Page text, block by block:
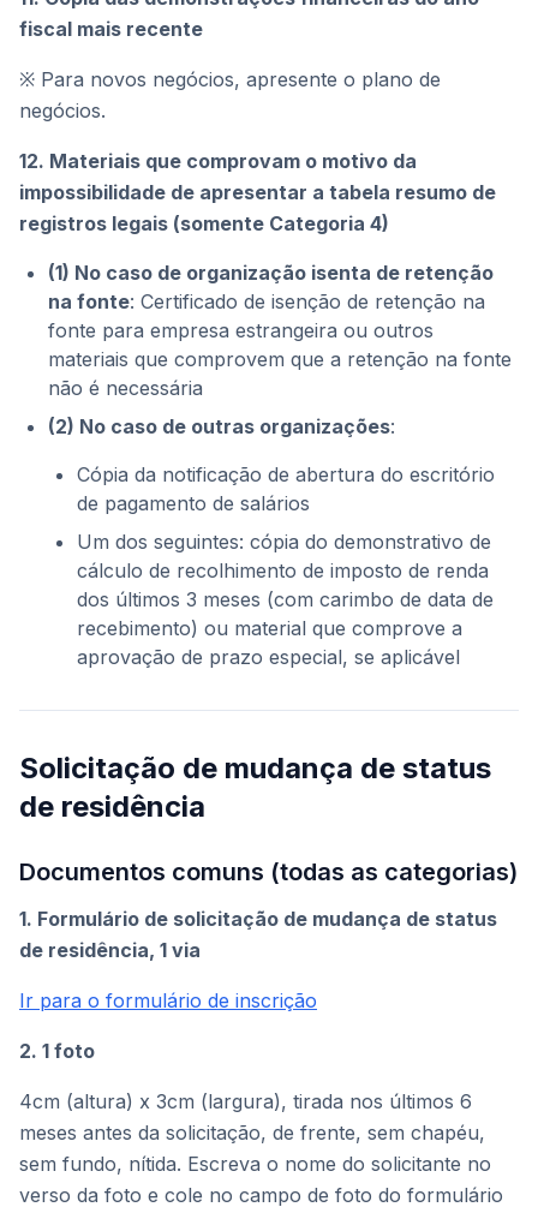
fiscal mais recente
※ Para novos negócios, apresente o plano de
negócios.
12. Materiais que comprovam o motivo da
impossibilidade de apresentar a tabela resumo de
registros legais (somente Categoria 4)
(1) No caso de organização isenta de retenção
na fonte: Certificado de isenção de retenção na
fonte para empresa estrangeira ou outros
materiais que comprovem que a retenção na fonte
não é necessária
(2) No caso de outras organizações:
Cópia da notificação de abertura do escritório
de pagamento de salários
Um dos seguintes: cópia do demonstrativo de
cálculo de recolhimento de imposto de renda
dos últimos 3 meses (com carimbo de data de
recebimento) ou material que comprove a
aprovação de prazo especial, se aplicável
Solicitação de mudança de status
de residência
Documentos comuns (todas as categorias)
1. Formulário de solicitação de mudança de status
de residência, 1 via
Ir para o formulário de inscrição
2. 1 foto
4cm (altura) x 3cm (largura), tirada nos últimos 6
meses antes da solicitação, de frente, sem chapéu,
sem fundo, nítida. Escreva o nome do solicitante no
verso da foto e cole no campo de foto do formulário